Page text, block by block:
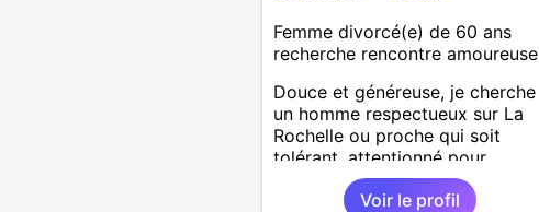
Femme divorcé(e) de 60 ans
recherche rencontre amoureuse
Douce et généreuse, je cherche
un homme respectueux sur La
Rochelle ou proche qui soit
tolérant, attentionné pour
profiter de la vie à deux.
Voir le profil